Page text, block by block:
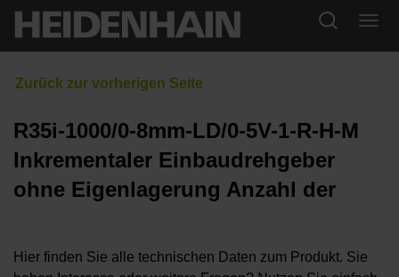
R35i-1000/0-8mm-LD/0-5V-1-R-H-M
Inkrementaler Einbaudrehgeber
ohne Eigenlagerung Anzahl der
Hier finden Sie alle technischen Daten zum Produkt. Sie